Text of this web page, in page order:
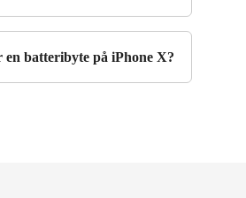
batteribyte på iPhone X?